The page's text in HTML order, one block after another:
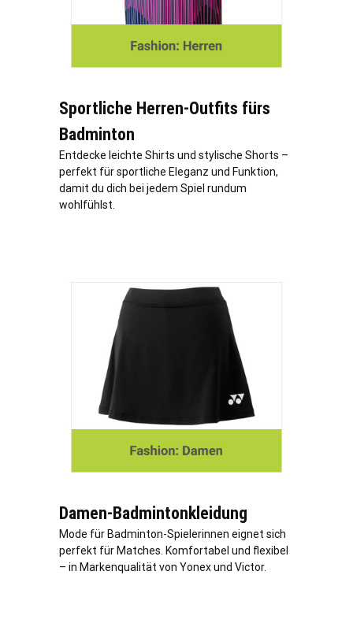
Sportliche Herren-Outfits fürs
Badminton
Entdecke leichte Shirts und stylische Shorts –
perfekt für sportliche Eleganz und Funktion,
damit du dich bei jedem Spiel rundum
wohlfühlst.
Damen-Badmintonkleidung
Mode für Badminton-Spielerinnen eignet sich
perfekt für Matches. Komfortabel und flexibel
– in Markenqualität von Yonex und Victor.